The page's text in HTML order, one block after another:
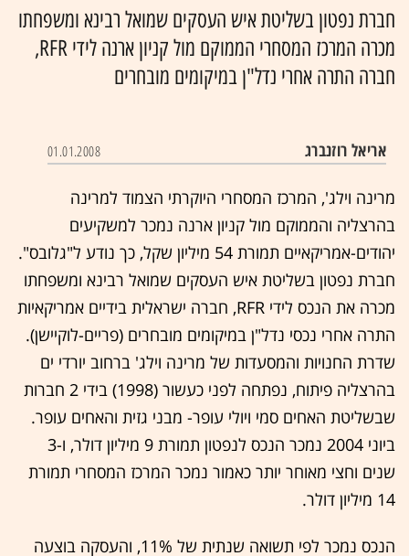
חברת נפטון בשליטת איש העסקים שמואל רבינא ומשפחתו
מכרה המרכז המסחרי הממוקם מול קניון ארנה לידי RFR,
חברה התרה אחרי נדל"ן במיקומים מובחרים
אריאל רוזנברג 01.01.2008
מרינה וילג', המרכז המסחרי היוקרתי הצמוד למרינה
בהרצליה והממוקם מול קניון ארנה נמכר למשקיעים
יהודים-אמריקאיים תמורת 54 מיליון שקל, כך נודע ל"גלובס".
חברת נפטון בשליטת איש העסקים שמואל רבינא ומשפחתו
מכרה את הנכס לידי RFR, חברה ישראלית בידיים אמריקאיות
התרה אחרי נכסי נדל"ן במיקומים מובחרים (פריים-לוקיישן).
שדרת החנויות והמסעדות של מרינה וילג' ברחוב יורדי ים
בהרצליה פיתוח, נפתחה לפני כעשור (1998) בידי 2 חברות
שבשליטת האחים סמי ויולי עופר- מבני גזית והאחים עופר.
ביוני 2004 נמכר הנכס לנפטון תמורת 9 מיליון דולר, ו-3
שנים וחצי מאוחר יותר כאמור נמכר המרכז המסחרי תמורת
14 מיליון דולר.
הנכס נמכר לפי תשואה שנתית של 11%, והעסקה בוצעה